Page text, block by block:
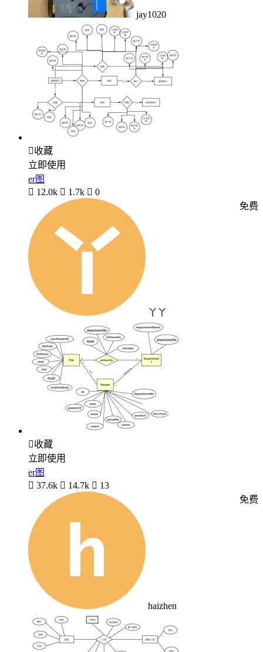
jay1020
收藏
立即使用
er图
 12.0k  1.7k  0
丫丫
免费
收藏
立即使用
er图
 37.6k  14.7k  13
haizhen
免费